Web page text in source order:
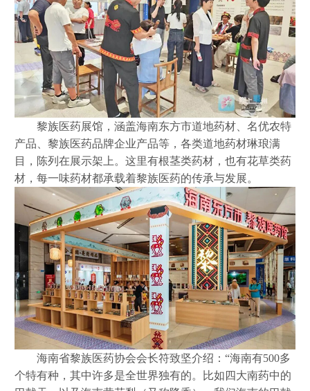
黎族医药展馆，涵盖海南东方市道地药材、名优农特
产品、黎族医药品牌企业产品等，各类道地药材琳琅满
目，陈列在展示架上。这里有根茎类药材，也有花草类药
材，每一味药材都承载着黎族医药的传承与发展。
海南省黎族医药协会会长符致坚介绍： “海南有500多
个特有种，其中许多是全世界独有的。比如四大南药中的